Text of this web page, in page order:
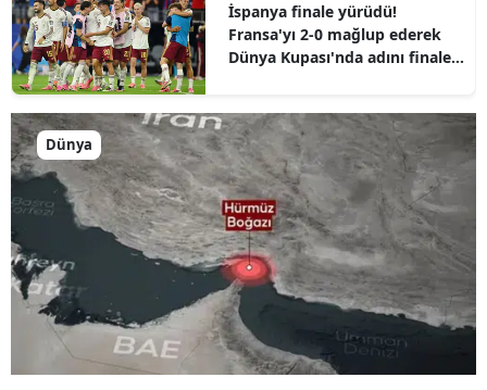
İspanya finale yürüdü!
Fransa'yı 2-0 mağlup ederek
Dünya Kupası'nda adını finale
Dünya